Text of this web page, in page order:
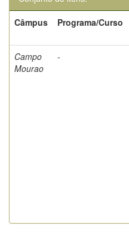
Câmpus
Programa/Curso
Campo
Mourao
-